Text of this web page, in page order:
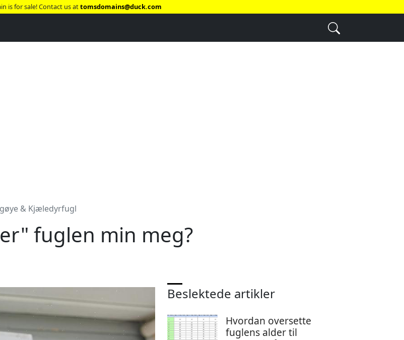
is for sale! Contact us attomsdomains@duck.com
& Kjæledyrfugl
fuglen min meg?
Beslektede artikler
Hvordan oversette
fuglens alder til